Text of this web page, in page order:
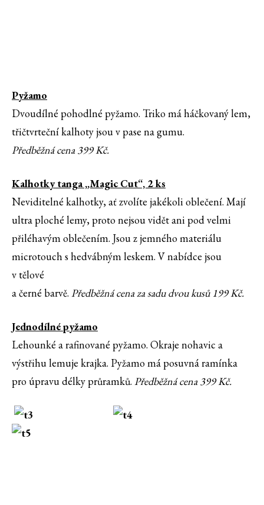
Pyžamo
Dvoudílné pohodlné pyžamo. Triko má háčkovaný lem,
třičtvrteční kalhoty jsou v pase na gumu.
Předběžná cena 399 Kč.
Kalhotky tanga „Magic Cut“, 2 ks
Neviditelné kalhotky, ať zvolíte jakékoli oblečení. Mají
ultra ploché lemy, proto nejsou vidět ani pod velmi
přiléhavým oblečením. Jsou z jemného materiálu
microtouch s hedvábným leskem. V nabídce jsou
v tělové
a černé barvě. Předběžná cena za sadu dvou kusů 199 Kč.
Jednodílné pyžamo
Lehounké a rafinované pyžamo. Okraje nohavic a
výstřihu lemuje krajka. Pyžamo má posuvná ramínka
pro úpravu délky průramků. Předběžná cena 399 Kč.